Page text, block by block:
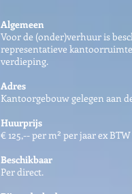
Algemeen
Voor de (onder)verhuur is
representatieve kantoorruimte
verdieping.
Adres
Kantoorgebouw gelegen aan
Huurprijs
€ 125,-- per m² per jaar ex
Beschikbaar
Per direct.